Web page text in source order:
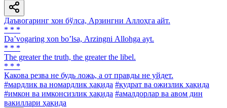
Даъвогаринг хон бўлса, Арзингни Аллоҳга айт.
* * *
Daʼvogaring xon boʼlsa, Аrzingni Аllohga ayt.
* * *
The greater the truth, the greater the libel.
* * *
Какова резва не будь ложь, а от правды не уйдет.
#мардлик ва номардлик ҳақида #қудрат ва ожизлик ҳақида
#имкон ва имконсизлик ҳақида #амалдорлар ва авом дин
вакиллари ҳақида